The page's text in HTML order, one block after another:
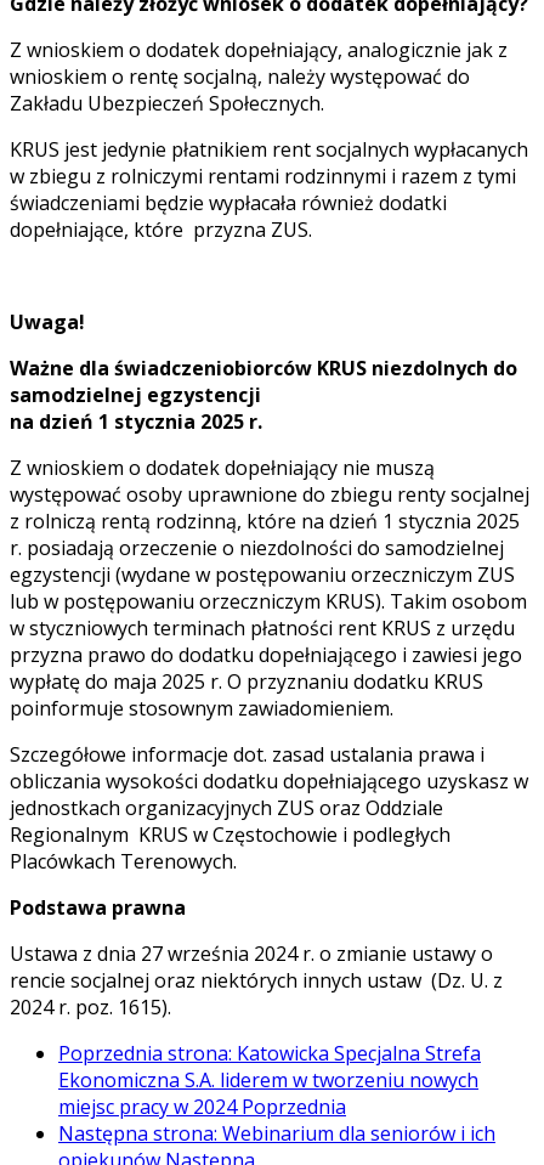
Z wnioskiem o dodatek dopełniający, analogicznie jak z
wnioskiem o rentę socjalną, należy występować do
Zakładu Ubezpieczeń Społecznych.
KRUS jest jedynie płatnikiem rent socjalnych wypłacanych
w zbiegu z rolniczymi rentami rodzinnymi i razem z tymi
świadczeniami będzie wypłacała również dodatki
dopełniające, które przyzna ZUS.
Uwaga!
Ważne dla świadczeniobiorców KRUS niezdolnych do
samodzielnej egzystencji
na dzień 1 stycznia 2025 r.
Z wnioskiem o dodatek dopełniający nie muszą
występować osoby uprawnione do zbiegu renty socjalnej
z rolniczą rentą rodzinną, które na dzień 1 stycznia 2025
r. posiadają orzeczenie o niezdolności do samodzielnej
egzystencji (wydane w postępowaniu orzeczniczym ZUS
lub w postępowaniu orzeczniczym KRUS). Takim osobom
w styczniowych terminach płatności rent KRUS z urzędu
przyzna prawo do dodatku dopełniającego i zawiesi jego
wypłatę do maja 2025 r. O przyznaniu dodatku KRUS
poinformuje stosownym zawiadomieniem.
Szczegółowe informacje dot. zasad ustalania prawa i
obliczania wysokości dodatku dopełniającego uzyskasz w
jednostkach organizacyjnych ZUS oraz Oddziale
Regionalnym KRUS w Częstochowie i podległych
Placówkach Terenowych.
Podstawa prawna
Ustawa z dnia 27 września 2024 r. o zmianie ustawy o
rencie socjalnej oraz niektórych innych ustaw (Dz. U. z
2024 r. poz. 1615).
Poprzednia strona: Katowicka Specjalna Strefa
Ekonomiczna S.A. liderem w tworzeniu nowych
miejsc pracy w 2024Poprzednia
Następna strona: Webinarium dla seniorów i ich